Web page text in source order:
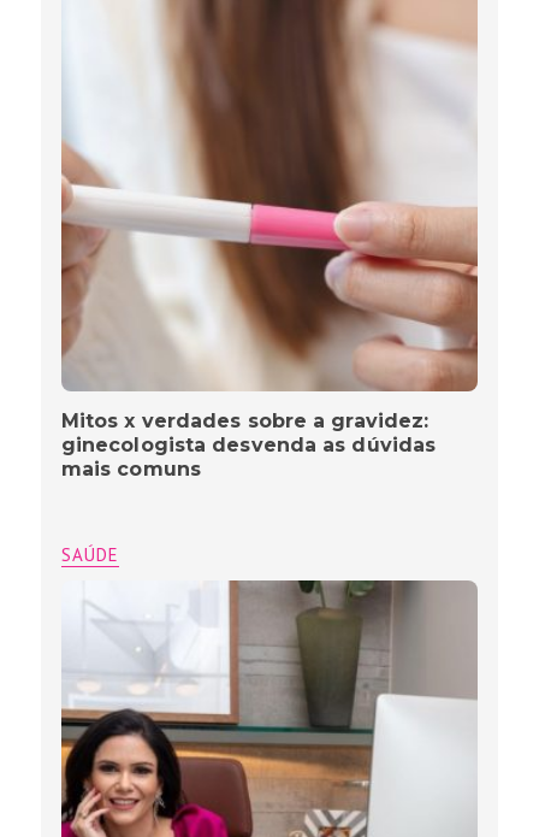
Mitos x verdades sobre a gravidez:
ginecologista desvenda as dúvidas
mais comuns
SAÚDE